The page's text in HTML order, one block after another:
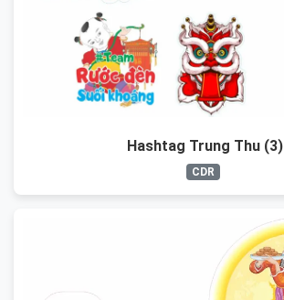
Hashtag Trung Thu (3)
CDR